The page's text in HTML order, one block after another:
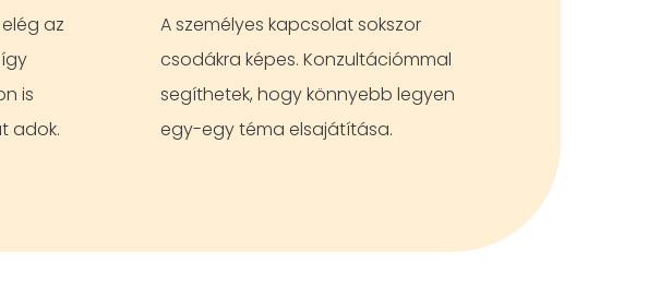
az
is
adok.
A személyes kapcsolat sokszor
csodákra képes. Konzultációmmal
segíthetek, hogy könnyebb legyen
egy-egy téma elsajátítása.